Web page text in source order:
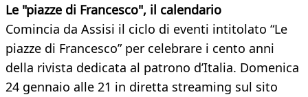
Le "piazze di Francesco", il calendario
Comincia da Assisi il ciclo di eventi intitolato “Le
piazze di Francesco” per celebrare i cento anni
della rivista dedicata al patrono d’Italia. Domenica
24 gennaio alle 21 in diretta streaming sul sito